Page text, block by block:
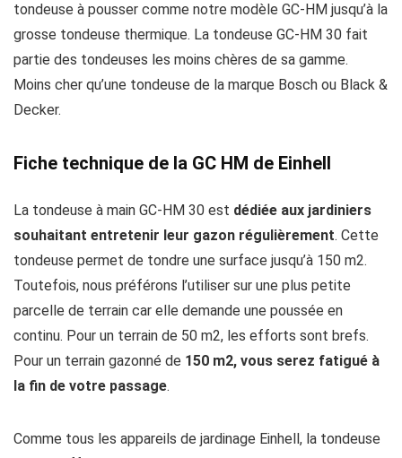
tondeuse à pousser comme notre modèle GC-HM jusqu’à la
grosse tondeuse thermique. La tondeuse GC-HM 30 fait
partie des tondeuses les moins chères de sa gamme.
Moins cher qu’une tondeuse de la marque Bosch ou Black &
Decker.
Fiche technique de la GC HM de Einhell
La tondeuse à main GC-HM 30 est dédiée aux jardiniers
souhaitant entretenir leur gazon régulièrement. Cette
tondeuse permet de tondre une surface jusqu’à 150 m2.
Toutefois, nous préférons l’utiliser sur une plus petite
parcelle de terrain car elle demande une poussée en
continu. Pour un terrain de 50 m2, les efforts sont brefs.
Pour un terrain gazonné de 150 m2, vous serez fatigué à
la fin de votre passage.
Comme tous les appareils de jardinage Einhell, la tondeuse